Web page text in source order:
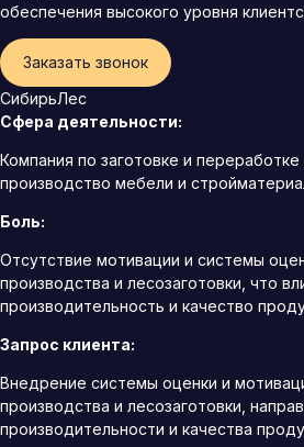
обеспечения высокого уровня
Заказать звонок
СибирьЛес
Сфера деятельности:
Компания по заготовке и переработке
производство мебели и
Боль:
Отсутствие мотивации и системы
производства и лесозаготовки, что
производительность и качество
Запрос клиента:
Внедрение системы оценки и
производства и лесозаготовки,
производительности и качества